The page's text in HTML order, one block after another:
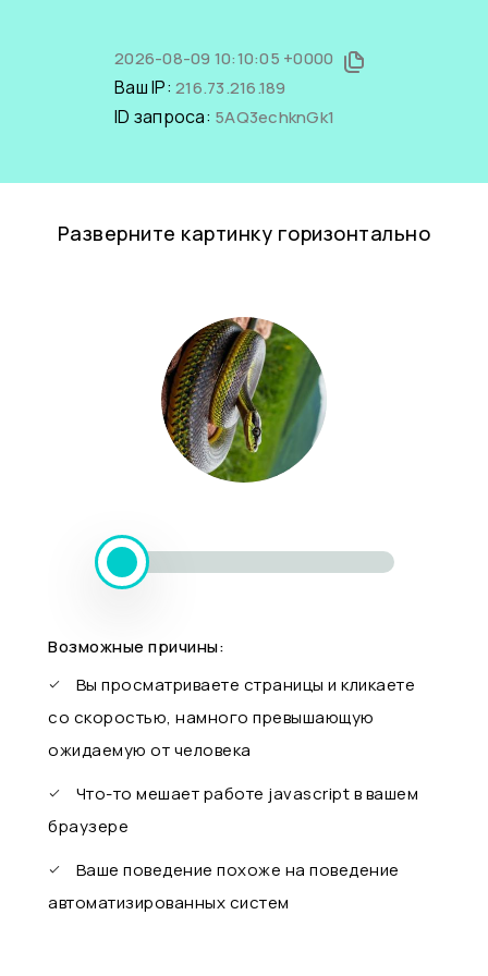
2026-08-09 10:10:05 +0000
Ваш IP: 216.73.216.189
ID запроса: 5AQ3echknGk1
Разверните картинку горизонтально
Возможные причины:
Вы просматриваете страницы и кликаете
со скоростью, намного превышающую
ожидаемую от человека
Что-то мешает работе javascript в вашем
браузере
Ваше поведение похоже на поведение
автоматизированных систем